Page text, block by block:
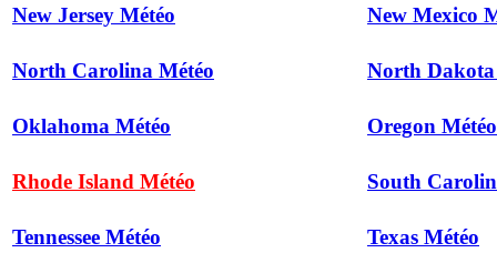
New Jersey Météo New Mexico
North Carolina Météo North Dakota
Oklahoma Météo Oregon Météo
Rhode Island Météo South
Tennessee Météo Texas Météo